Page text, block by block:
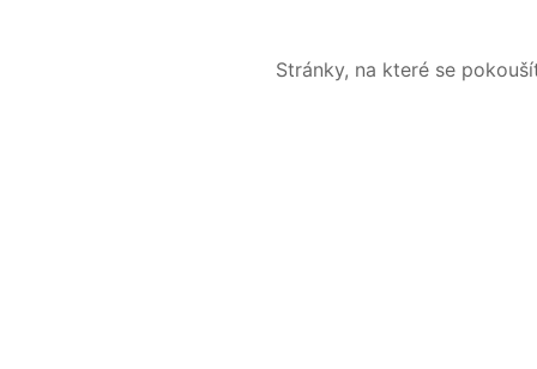
Stránky, na které se